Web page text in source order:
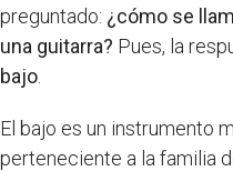
preguntado: ¿cómo se
una guitarra? Pues, la
bajo
El bajo es un instrumento
perteneciente a la familia